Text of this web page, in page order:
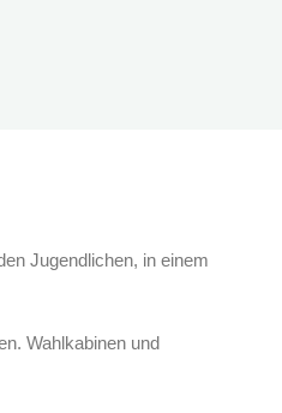
Jugendlichen, in einem
Wahlkabinen und